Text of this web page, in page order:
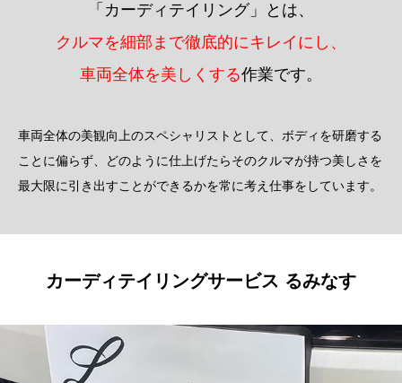
「カーディテイリング」とは、
クルマを細部まで徹底的にキレイにし、
車両全体を美しくする作業です。
車両全体の美観向上のスペシャリストとして、ボディを研磨する
ことに偏らず、どのように仕上げたらそのクルマが持つ美しさを
最大限に引き出すことができるかを常に考え仕事をしています。
カーディテイリングサービス るみなす